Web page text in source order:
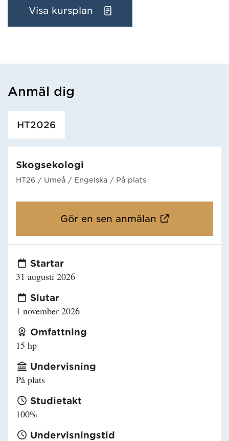
Visa kursplan
Anmäl dig
Har hämtat utbildning.
HT2026
Skogsekologi
HT26 / Umeå / Engelska / På plats
Gör en sen anmälan
Startar
31 augusti 2026
Slutar
1 november 2026
Omfattning
15 hp
Undervisning
På plats
Studietakt
100%
Undervisningstid